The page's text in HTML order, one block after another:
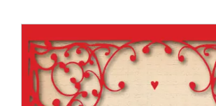
Anglisht
Ditarë